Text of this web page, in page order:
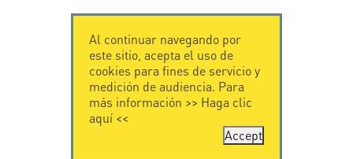
Al continuar navegando por
este sitio, acepta el uso de
cookies para fines de servicio y
medición de audiencia. Para
más información >> Haga clic
aquí<<
Accept